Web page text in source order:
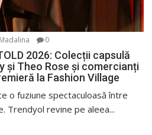
0
2026: Colecții capsulă
și Theo Rose și comercianți
la Fashion Village
o fuziune spectaculoasă între
Trendyol revine pe aleea...